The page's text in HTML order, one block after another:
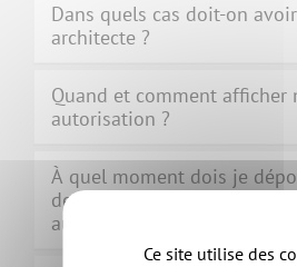
Dans quels cas doit-on
architecte ?
Quand et comment afficher
autorisation ?
À quel moment dois je
demande d'installation
autonome ?
Ce site utilise des